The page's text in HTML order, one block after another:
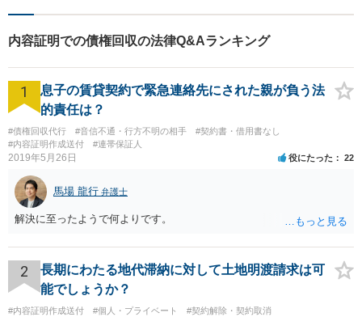
はご相談いただき、今後の進
め方を一緒に考えましょう。
【法テラス利用可】
内容証明での債権回収の法律Q&Aランキング
1
息子の賃貸契約で緊急連絡先にされた親が負う法
的責任は？
#債権回収代行 #音信不通・行方不明の相手
#契約書・借用書なし
#内容証明作成送付
#連帯保証人
2019年5月26日 役にたった 22
馬場 龍行 弁護士
解決に至ったようで何よりです。
2
長期にわたる地代滞納に対して土地明渡請求は可
能でしょうか？
#内容証明作成送付 #個人・プライベート #契約解除・契約取消